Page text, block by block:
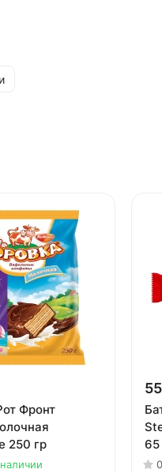
Фронт
250 гр
65
0